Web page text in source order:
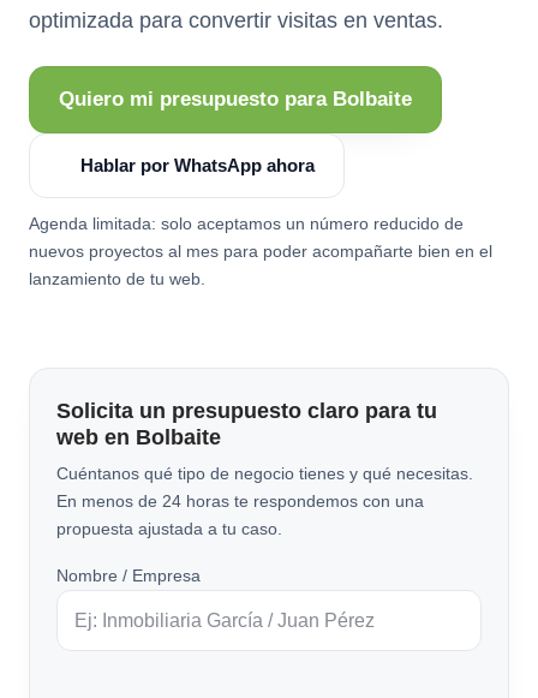
optimizada para convertir visitas en ventas.
Quiero mi presupuesto para Bolbaite
Hablar por WhatsApp ahora
Agenda limitada: solo aceptamos un número reducido de
nuevos proyectos al mes para poder acompañarte bien en el
lanzamiento de tu web.
Solicita un presupuesto claro para tu
web en Bolbaite
Cuéntanos qué tipo de negocio tienes y qué necesitas.
En menos de 24 horas te respondemos con una
propuesta ajustada a tu caso.
Nombre / Empresa